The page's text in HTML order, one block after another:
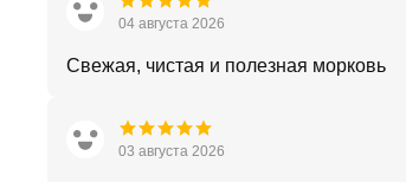
04 августа 2026
Свежая, чистая и полезная морковь
03 августа 2026